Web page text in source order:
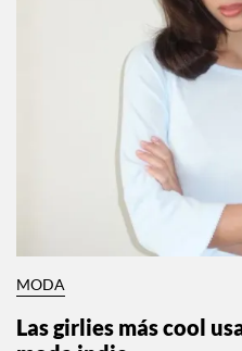
MODA
Las girlies más cool